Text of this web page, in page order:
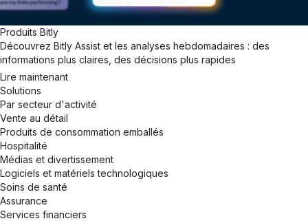
Produits Bitly
Découvrez Bitly Assist et les analyses hebdomadaires : des
informations plus claires, des décisions plus rapides
Lire maintenant
Solutions
Par secteur d'activité
Vente au détail
Produits de consommation emballés
Hospitalité
Médias et divertissement
Logiciels et matériels technologiques
Soins de santé
Assurance
Services financiers